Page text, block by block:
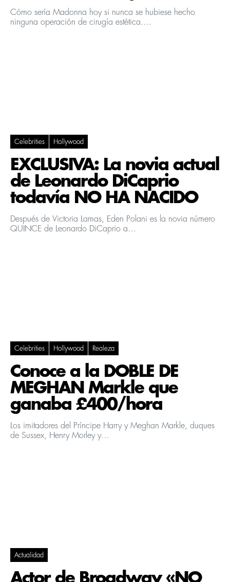
Cómo sería Madonna hoy si nunca se hubiese hecho
ninguna operación de cirugía estética.…
Celebrities Hollywood
EXCLUSIVA: La novia actual
de Leonardo DiCaprio
todavía NO HA NACIDO
Después de Victoria Lamas, Eden Polani es la novia número
QUINCE de Leonardo DiCaprio a…
Celebrities Hollywood Realeza
Conoce a la DOBLE DE
MEGHAN Markle que
ganaba £400/hora
Los imitadores del Príncipe Harry y Meghan Markle, duques
de Sussex, Henry Morley y…
Actualidad
Actor de Broadway «NO